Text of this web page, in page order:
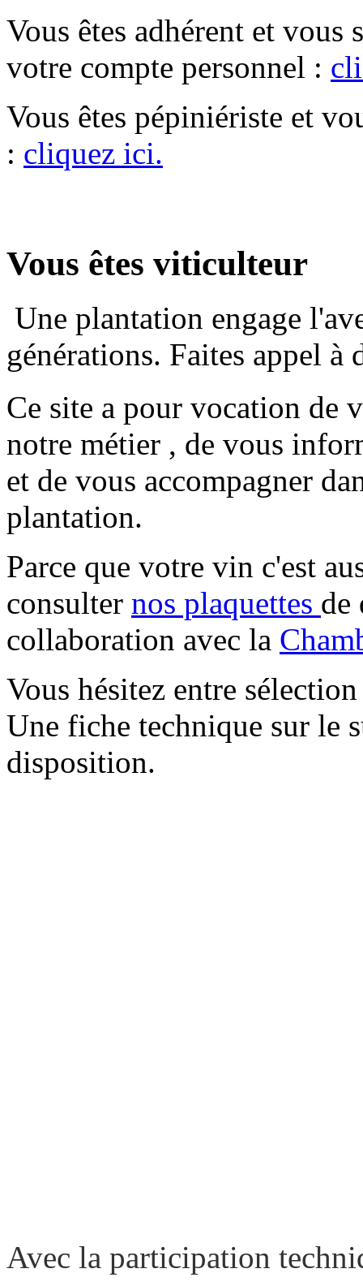
Vous êtes adhérent et vous
votre compte personnel :
Vous êtes pépiniériste et
: cliquez ici.
Vous êtes viticulteur
Une plantation engage
générations. Faites appel
Ce site a pour vocation de
notre métier , de vous
et de vous accompagner
plantation.
Parce que votre vin c'est
consulter nos plaquettes de
collaboration avec la
Vous hésitez entre
Une fiche technique sur le
disposition.
Avec la participation